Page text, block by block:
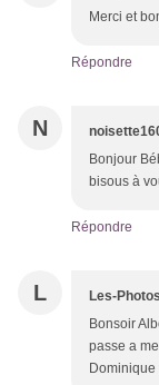
Merci et
Répondre
N
Bonjour
bisous à
Répondre
L Les-
Bonsoir
passe a
Dominique